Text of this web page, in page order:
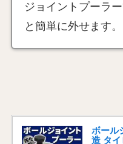
ジョイントプーラ
と簡単に外せます。
ボール
造 タ